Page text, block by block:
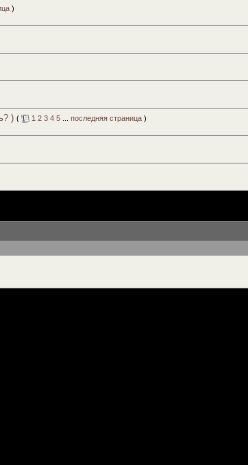
)
) ( 1 2 3 4 5 последняя страница )